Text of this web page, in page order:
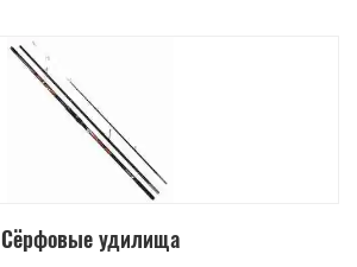
Сёрфовые удилища